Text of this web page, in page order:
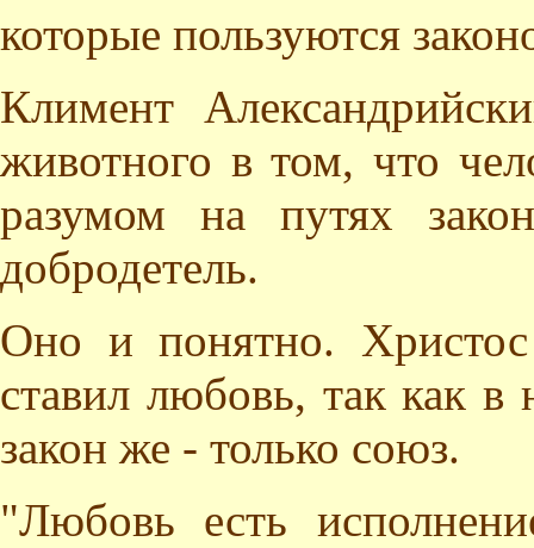
которые пользуются
Климент
животного в том, что
разумом на путях
добродетель.
Оно и понятно.
ставил любовь, так как в
закон же - только союз.
"Любовь есть